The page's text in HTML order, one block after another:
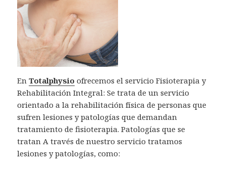
EnTotalphysio ofrecemos el servicio Fisioterapia y
Rehabilitación Integral: Se trata de un servicio
orientado a la rehabilitación física de personas que
sufren lesiones y patologías que demandan
tratamiento de fisioterapia. Patologías que se
tratan A través de nuestro servicio tratamos
lesiones y patologías, como: